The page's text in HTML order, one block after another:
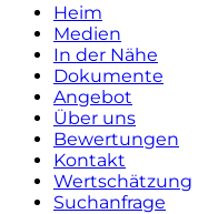
Heim
Medien
In der Nähe
Dokumente
Angebot
Über uns
Bewertungen
Kontakt
Wertschätzung
Suchanfrage